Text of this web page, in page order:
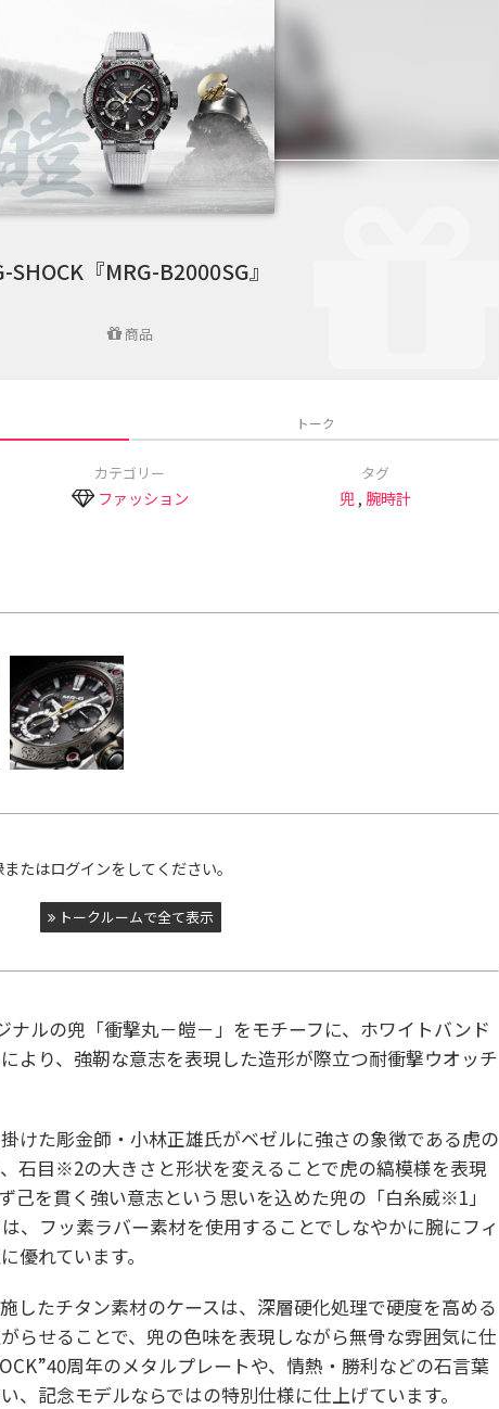
SHOCK『MRG-B2000SG』
商品
トーク
カテゴリー
ファッション
タグ
兜, 腕時計
たはログインをしてください。
トークルームで全て表示
ナルの兜「衝撃丸－皚－」をモチーフに、ホワイトバンド
より、強靭な意志を表現した造形が際立つ耐衝撃ウオッチ
けた彫金師・小林正雄氏がベゼルに強さの象徴である虎の
石目※2の大きさと形状を変えることで虎の縞模様を表現
己を貫く強い意志という思いを込めた兜の「白糸威※1」
、フッ素ラバー素材を使用することでしなやかに腕にフィ
優れています。
したチタン素材のケースは、深層硬化処理で硬度を高める
らせることで、兜の色味を表現しながら無骨な雰囲気に仕
周年のメタルプレートや、情熱・勝利などの石言葉
、記念モデルならではの特別仕様に仕上げています。